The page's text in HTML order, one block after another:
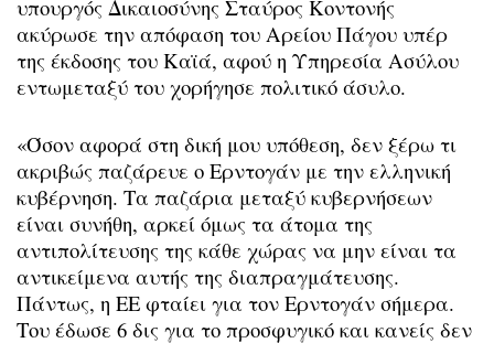
υπουργός Δικαιοσύνης Σταύρος Κοντονής
ακύρωσε την απόφαση του Αρείου Πάγου υπέρ
της έκδοσης του Καϊά, αφού η Υπηρεσία Ασύλου
εντωμεταξύ του χορήγησε πολιτικό άσυλο.
«Όσον αφορά στη δική μου υπόθεση, δεν ξέρω τι
ακριβώς παζάρευε ο Ερντογάν με την ελληνική
κυβέρνηση. Τα παζάρια μεταξύ κυβερνήσεων
είναι συνήθη, αρκεί όμως τα άτομα της
αντιπολίτευσης της κάθε χώρας να μην είναι τα
αντικείμενα αυτής της διαπραγμάτευσης.
Πάντως, η ΕΕ φταίει για τον Ερντογάν σήμερα.
Του έδωσε 6 δις για το προσφυγικό και κανείς δεν